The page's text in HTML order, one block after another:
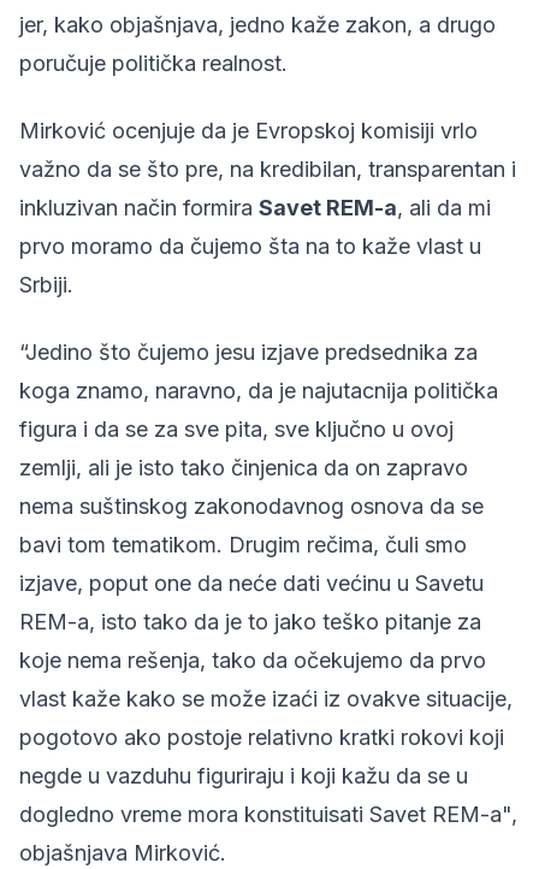
jer, kako objašnjava, jedno kaže zakon, a drugo
poručuje politička realnost.
Mirković ocenjuje da je Evropskoj komisiji vrlo
važno da se što pre, na kredibilan, transparentan i
inkluzivan način formira Savet REM-a, ali da mi
prvo moramo da čujemo šta na to kaže vlast u
Srbiji.
“Jedino što čujemo jesu izjave predsednika za
koga znamo, naravno, da je najutacnija politička
figura i da se za sve pita, sve ključno u ovoj
zemlji, ali je isto tako činjenica da on zapravo
nema suštinskog zakonodavnog osnova da se
bavi tom tematikom. Drugim rečima, čuli smo
izjave, poput one da neće dati većinu u Savetu
REM-a, isto tako da je to jako teško pitanje za
koje nema rešenja, tako da očekujemo da prvo
vlast kaže kako se može izaći iz ovakve situacije,
pogotovo ako postoje relativno kratki rokovi koji
negde u vazduhu figuriraju i koji kažu da se u
dogledno vreme mora konstituisati Savet REM-a",
objašnjava Mirković.